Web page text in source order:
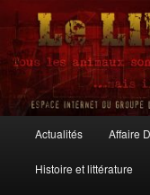
Aller
contenu
principal
Aller
contenu
secondaire
Le
principal
Actualités Affaire
Histoire et littérature